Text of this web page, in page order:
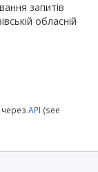
запитів
обласній
API (see